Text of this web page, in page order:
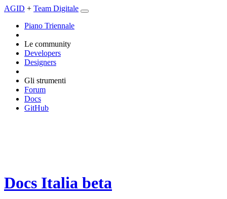
AGID + Team Digitale
Piano Triennale
Le community
Developers
Designers
Gli strumenti
Forum
Docs
GitHub
Docs Italia beta